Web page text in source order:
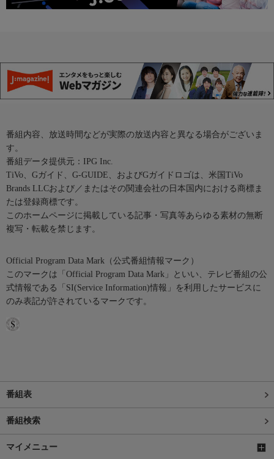
番組内容、放送時間などが実際の放送内容と異なる場合がございま
す。
番組データ提供元：IPG Inc.
TiVo、Gガイド、G-GUIDE、およびGガイドロゴは、米国TiVo
Brands LLCおよび／またはその関連会社の日本国内における商標ま
たは登録商標です。
このホームページに掲載している記事・写真等あらゆる素材の無断
複写・転載を禁じます。
Official Program Data Mark（公式番組情報マーク）
このマークは「Official Program Data Mark」といい、テレビ番組の公
式情報である「SI(Service Information)情報」を利用したサービスに
のみ表記が許されているマークです。
番組表
番組検索
マイメニュー